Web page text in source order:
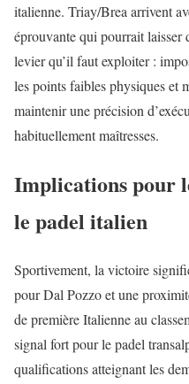
italienne. Triay/Brea arrivent
éprouvante qui pourrait laisser
levier qu’il faut exploiter :
les points faibles physiques et
maintenir une précision
habituellement maîtresses.
Implications pour
le padel italien
Sportivement, la victoire
pour Dal Pozzo et une
de première Italienne au
signal fort pour le padel
qualifications atteignant les